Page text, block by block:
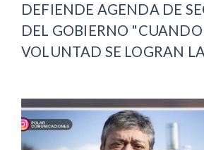
DEFIENDE AGENDA DE
DEL GOBIERNO
VOLUNTAD SE LOGRAN